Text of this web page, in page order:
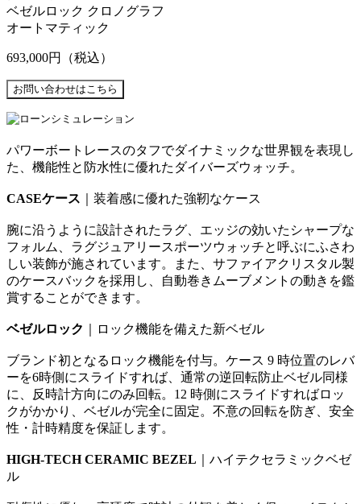
ベゼルロック クロノグラフ
オートマティック
693,000円 （税込）
パワーボートレースのタフでダイナミックな世界観を表現し
た、機能性と防水性に優れたダイバーズウォッチ。
CASEケース ｜装着感に優れた強靭なケース
腕に沿うように設計されたラグ、エッジの効いたシャープな
フォルム、ラグジュアリースポーツウォッチと呼ぶにふさわ
しい装飾が施されています。また、サファイアクリスタル製
のケースバックを採用し、自動巻きムーブメントの動きを鑑
賞することができます。
ベゼルロック ｜ロック機能を備えた新ベゼル
ブランド初となるロック機能を付与。ケース 9 時位置のレバ
ーを6時側にスライドすれば、通常の逆回転防止ベゼル同様
に、反時計方向にのみ回転。12 時側にスライドすればロッ
クがかかり、ベゼルが完全に固定。不意の回転を防ぎ、安全
性・計時精度を保証します。
HIGH-TECH CERAMIC BEZEL ｜ハイテクセラミックベゼ
ル